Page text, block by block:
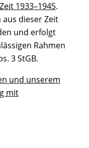
Zeit 1933–1945.
dieser Zeit
und erfolgt
Rahmen
3 StGB.
und unserem
mit